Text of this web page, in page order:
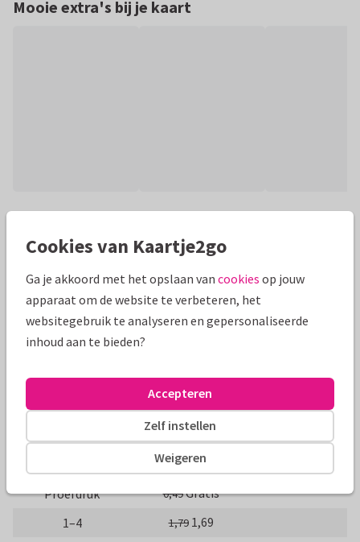
Mooie extra's bij je kaart
Zwart wit kaartje om te sturen als bedankkaartje naar een
Alle kaarten zijn helemaal naar wens aan te passen
Bedankkaartjes Wilma Wolf-Potkamp
Formaten en prijzen
15 x 21 cm
Prijs p/s
Proefdruk 0,49Gratis
1–4
1,79 1,69
Cookies van Kaartje2go
Ga je akkoord met het opslaan van cookies op jouw
apparaat om de website te verbeteren, het
websitegebruik te analyseren en gepersonaliseerde
inhoud aan te bieden?
Weigeren
Zelf instellen
Accepteren